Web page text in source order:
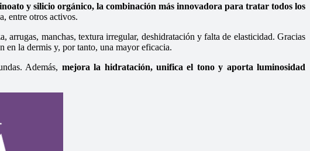
y silicio orgánico, la combinación más innovadora para tratar todos los
entre otros activos.
arrugas, manchas, textura irregular, deshidratación y falta de elasticidad. Gracias
en la dermis y, por tanto, una mayor eficacia.
Además, mejora la hidratación, unifica el tono y aporta luminosidad